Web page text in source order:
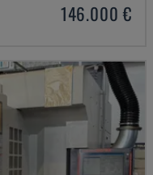
146.000 €